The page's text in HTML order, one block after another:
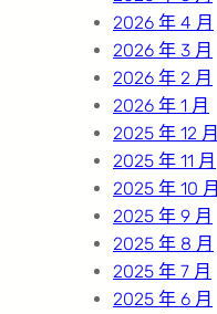
2026 年 4 月
2026 年 3 月
2026 年 2 月
2026 年 1 月
2025 年 12 月
2025 年 11 月
2025 年 10 月
2025 年 9 月
2025 年 8 月
2025 年 7 月
2025 年 6 月